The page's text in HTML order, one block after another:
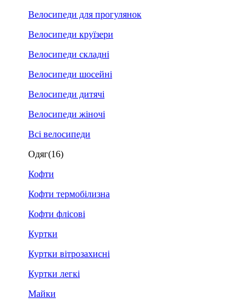
Велосипеди для прогулянок
Велосипеди круїзери
Велосипеди складні
Велосипеди шосейні
Велосипеди дитячі
Велосипеди жіночі
Всі велосипеди
Одяг(16)
Кофти
Кофти термобілизна
Кофти флісові
Куртки
Куртки вітрозахисні
Куртки легкі
Майки